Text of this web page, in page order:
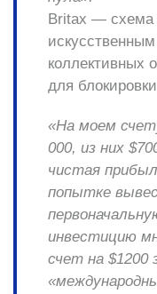
Britax — схема
коллективных
для
«На моем
000, из них
чистая
попытке
инвестицию
счет на $1200